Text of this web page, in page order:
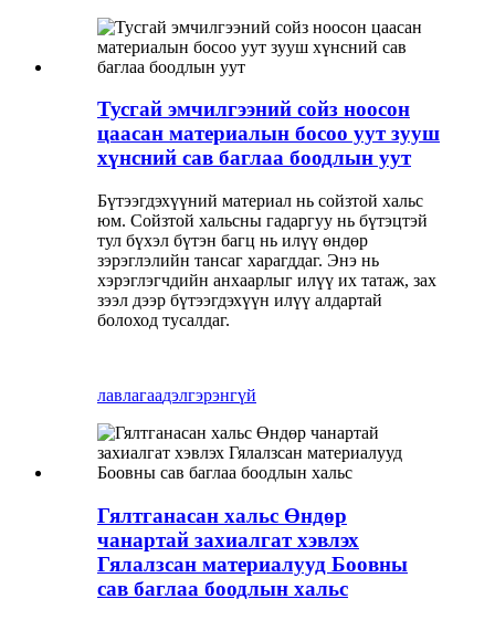
Тусгай эмчилгээний сойз ноосон
цаасан материалын босоо уут зууш
хүнсний сав баглаа боодлын уут
Бүтээгдэхүүний материал нь сойзтой хальс
юм. Сойзтой хальсны гадаргуу нь бүтэцтэй
тул бүхэл бүтэн багц нь илүү өндөр
зэрэглэлийн тансаг харагддаг. Энэ нь
хэрэглэгчдийн анхаарлыг илүү их татаж, зах
зээл дээр бүтээгдэхүүн илүү алдартай
болоход тусалдаг.
лавлагаадэлгэрэнгүй
Гялтганасан хальс Өндөр
чанартай захиалгат хэвлэх
Гялалзсан материалууд Боовны
сав баглаа боодлын хальс